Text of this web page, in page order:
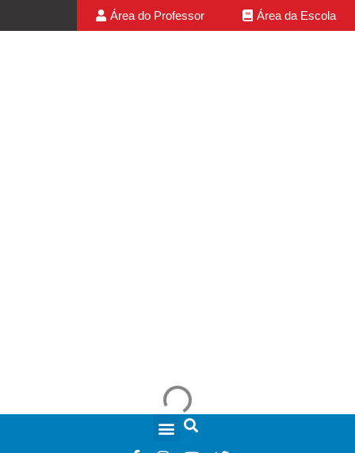
Área do Professor Área da Escola